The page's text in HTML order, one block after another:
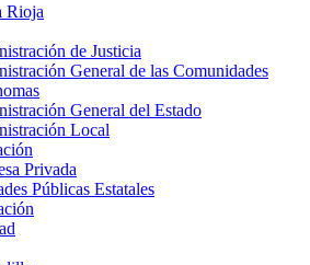
Rioja
de Justicia
General de las Comunidades
General del Estado
Local
Privada
Públicas Estatales